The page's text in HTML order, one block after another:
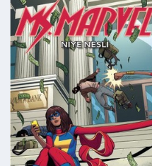
n
h
i